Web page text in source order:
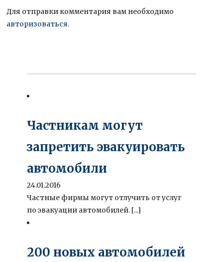
Для отправки комментария вам необходимо
авторизоваться.
Частникам могут
запретить эвакуировать
автомобили
24.01.2016
Частные фирмы могут отлучить от услуг
по эвакуации автомобилей. [...]
200 новых автомобилей